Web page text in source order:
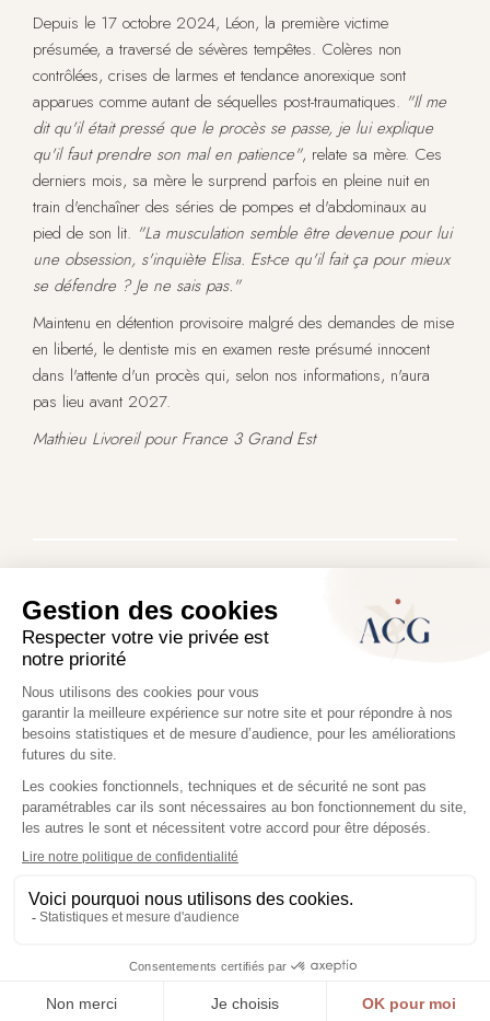
Depuis le 17 octobre 2024, Léon, la première victime
présumée, a traversé de sévères tempêtes. Colères non
contrôlées, crises de larmes et tendance anorexique sont
apparues comme autant de séquelles post-traumatiques. "Il me
dit qu'il était pressé que le procès se passe, je lui explique
qu'il faut prendre son mal en patience", relate sa mère. Ces
derniers mois, sa mère le surprend parfois en pleine nuit en
train d'enchaîner des séries de pompes et d'abdominaux au
pied de son lit. "La musculation semble être devenue pour lui
une obsession, s'inquiète Elisa. Est-ce qu'il fait ça pour mieux
se défendre ? Je ne sais pas."
Maintenu en détention provisoire malgré des demandes de mise
en liberté, le dentiste mis en examen reste présumé innocent
dans l'attente d'un procès qui, selon nos informations, n'aura
pas lieu avant 2027.
Mathieu Livoreil pour France 3 Grand Est
Pauline MANESSE-CHEMLA
Avocat associé